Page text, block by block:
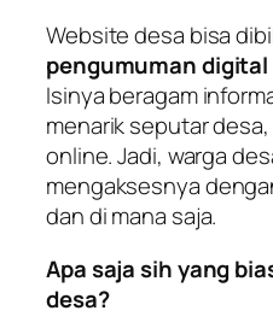
Website desa bisa
pengumuman digital
Isinya beragam
menarik seputar
online. Jadi, warga
mengaksesnya
dan di mana saja.
Apa saja sih yang
desa?